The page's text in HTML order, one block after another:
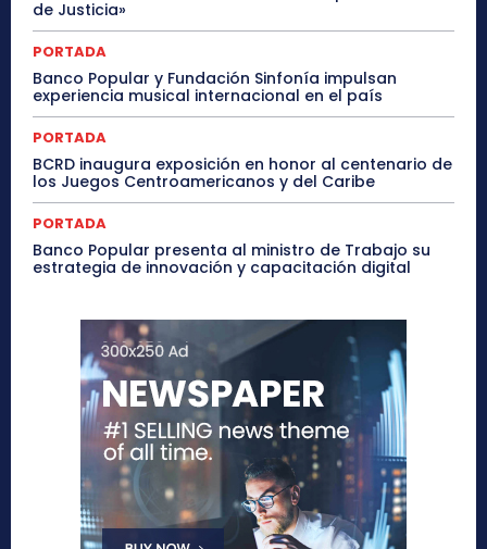
de Justicia»
PORTADA
Banco Popular y Fundación Sinfonía impulsan
experiencia musical internacional en el país
PORTADA
BCRD inaugura exposición en honor al centenario de
los Juegos Centroamericanos y del Caribe
PORTADA
Banco Popular presenta al ministro de Trabajo su
estrategia de innovación y capacitación digital